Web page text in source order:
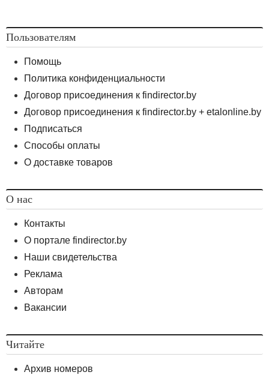
Пользователям
Помощь
Политика конфиденциальности
Договор присоединения к findirector.by
Договор присоединения к findirector.by + etalonline.by
Подписаться
Способы оплаты
О доставке товаров
О нас
Контакты
О портале findirector.by
Наши свидетельства
Реклама
Авторам
Вакансии
Читайте
Архив номеров